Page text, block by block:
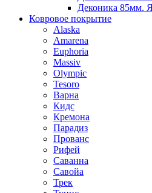
Деконика 85мм.
Ковровое покрытие
Alaska
Amarena
Euphoria
Massiv
Olympic
Tesoro
Варна
Кидс
Кремона
Парадиз
Прованс
Рифей
Саванна
Савойа
Трек